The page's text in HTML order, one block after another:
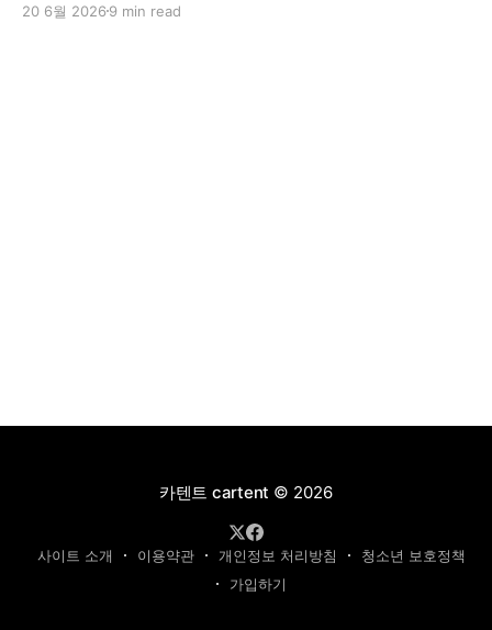
충전이 가능하고 전기 모드로만 70km 이상 주행할 수 있
20 6월 2026 9 min read
카텐트 cartent © 2026
사이트 소개 이용약관 개인정보 처리방침
청소년 보호정책
가입하기